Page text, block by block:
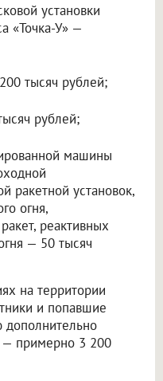
установки
«Точка-У» —
тысяч рублей;
рублей;
машины
ракетной установок,
огня,
реактивных
— 50 тысяч
на территории
и попавшие
— примерно 3 200